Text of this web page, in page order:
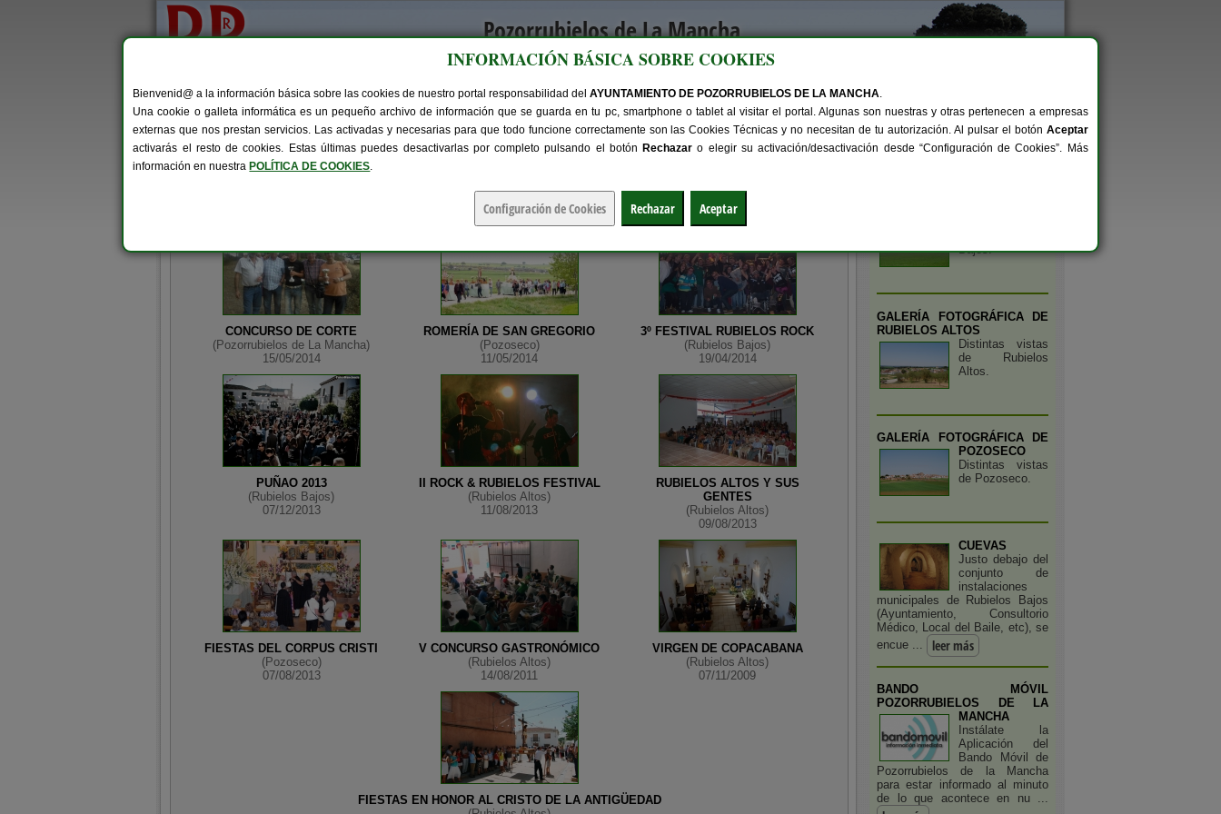
Pozorrubielos de La Mancha
Inicio Ayuntamiento Servicios Instalaciones El Municipio Turismo Eventos Archivo Convocatorias
Pozorrubielos de La Mancha > Eventos
CONCURSO DE CORTE
(Pozorrubielos de La Mancha)
15/05/2014
ROMERÍA DE SAN GREGORIO
(Pozoseco)
11/05/2014
3º FESTIVAL RUBIELOS ROCK
(Rubielos Bajos)
19/04/2014
PUÑAO 2013
(Rubielos Bajos)
07/12/2013
II ROCK & RUBIELOS FESTIVAL
(Rubielos Altos)
11/08/2013
RUBIELOS ALTOS Y SUS
GENTES
(Rubielos Altos)
09/08/2013
FIESTAS DEL CORPUS CRISTI
(Pozoseco)
07/08/2013
V CONCURSO GASTRONÓMICO
(Rubielos Altos)
14/08/2011
VIRGEN DE COPACABANA
(Rubielos Altos)
07/11/2009
FIESTAS EN HONOR AL CRISTO DE LA ANTIGÜEDAD
de Interés
Bajos.
GALERÍA FOTOGRÁFICA DE
RUBIELOS ALTOS
Distintas vistas
de Rubielos
Altos.
GALERÍA FOTOGRÁFICA DE
POZOSECO
Distintas vistas
de Pozoseco.
CUEVAS
Justo debajo del
conjunto de
instalaciones
municipales de Rubielos Bajos
(Ayuntamiento, Consultorio
Médico, Local del Baile, etc), se
encue ...
leer más
BANDO MÓVIL
POZORRUBIELOS DE LA
MANCHA
Instálate la
Aplicación del
Bando Móvil de
Pozorrubielos de la Mancha
para estar informado al minuto
de lo que acontece en nu ...
INFORMACIÓN BÁSICA SOBRE COOKIES
Bienvenid@ a la información básica sobre las cookies de nuestro portal responsabilidad delAYUNTAMIENTO DE POZORRUBIELOS DE LA MANCHA.
Una cookie o galleta informática es un pequeño archivo de información que se guarda en tu pc, smartphone o tablet al visitar el portal. Algunas son nuestras y otras pertenecen a empresas
externas que nos prestan servicios. Las activadas y necesarias para que todo funcione correctamente son las Cookies Técnicas y no necesitan de tu autorización. Al pulsar el botón Aceptar
activarás el resto de cookies. Estas últimas puedes desactivarlas por completo pulsando el botón Rechazar o elegir su activación/desactivación desde “Configuración de Cookies”. Más
información en nuestra POLÍTICA DE COOKIES.